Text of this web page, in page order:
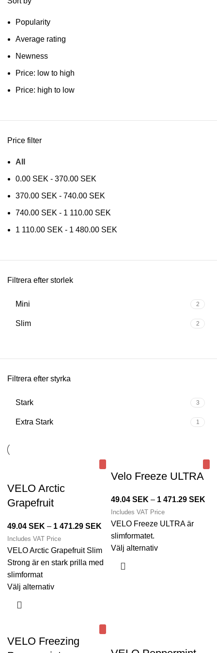
Popularity
Average rating
Newness
Price: low to high
Price: high to low
Price filter
All
0.00 SEK - 370.00 SEK
370.00 SEK - 740.00 SEK
740.00 SEK - 1 110.00 SEK
1 110.00 SEK - 1 480.00 SEK
Filtrera efter storlek
Mini 2
Slim 2
Filtrera efter styrka
Stark 3
Extra Stark 1
VELO Arctic
Grapefruit
49.04 SEK – 1 471.29 SEK
Includes VAT Price
VELO Arctic Grapefruit Slim
Strong är en stark prilla med
slimformat
Välj alternativ
Velo Freeze ULTRA
49.04 SEK – 1 471.29 SEK
Includes VAT Price
VELO Freeze ULTRA är
slimformatet.
Välj alternativ
VELO Freezing